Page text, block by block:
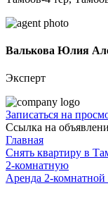
Валькова Юлия
Эксперт
Записаться на
Ссылка на
Главная
Снять квартиру в
2-комнатную
Аренда 2-комнатной